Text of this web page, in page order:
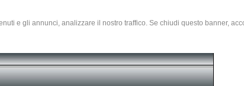
e gli annunci, analizzare il nostro traffico. Se chiudi questo banner,